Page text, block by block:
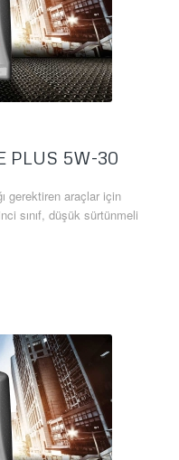
PLUS 5W-30
gerektiren araçlar için
sınıf, düşük sürtünmeli